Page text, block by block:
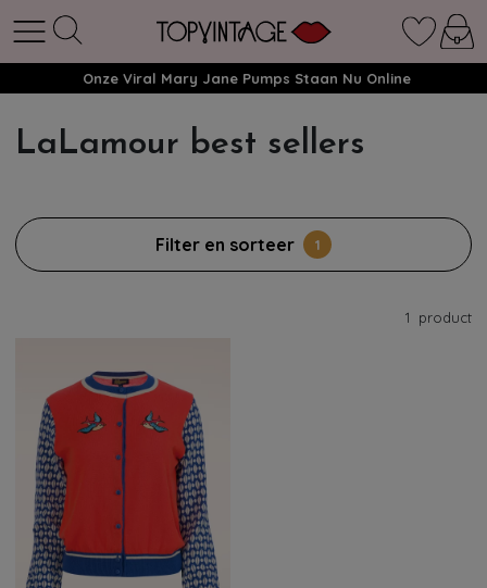
Onze Viral Mary Jane Pumps Staan Nu Online
LaLamour best sellers
Filter en sorteer 1
1 product